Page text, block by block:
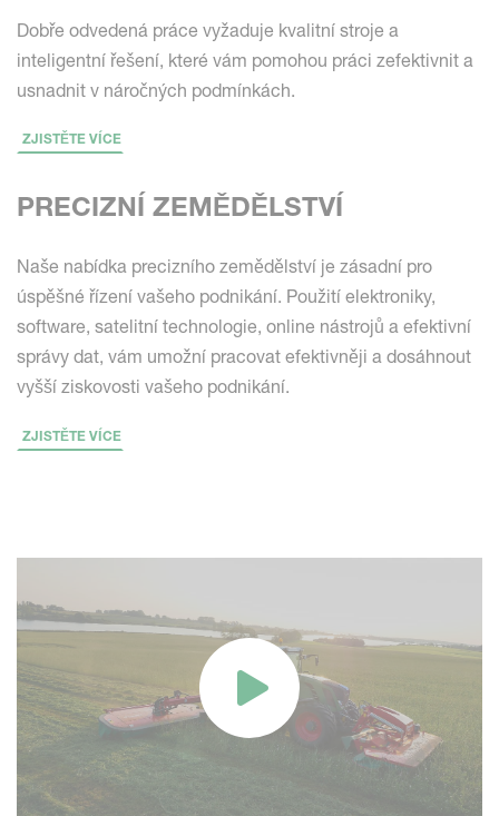
Dobře odvedená práce vyžaduje kvalitní stroje a
inteligentní řešení, které vám pomohou práci zefektivnit a
usnadnit v náročných podmínkách.
ZJISTĚTE VÍCE
PRECIZNÍ ZEMĚDĚLSTVÍ
Naše nabídka precizního zemědělství je zásadní pro
úspěšné řízení vašeho podnikání. Použití elektroniky,
software, satelitní technologie, online nástrojů a efektivní
správy dat, vám umožní pracovat efektivněji a dosáhnout
vyšší ziskovosti vašeho podnikání.
ZJISTĚTE VÍCE